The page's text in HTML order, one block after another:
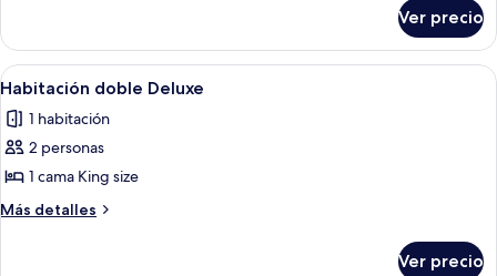
camas
individuales
superior
con
2
individuales
Ver precio
Abrir
todas
las
fotos
de
Habitación
Habitación de hotel con una cama
5
Habitación doble Deluxe
1 habitación
2 personas
1 cama King size
Más detalles
Más
Ver precio